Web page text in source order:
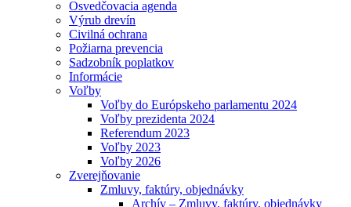
Osvedčovacia agenda
Výrub drevín
Civilná ochrana
Požiarna prevencia
Sadzobník poplatkov
Informácie
Voľby
Voľby do Európskeho parlamentu 2024
Voľby prezidenta 2024
Referendum 2023
Voľby 2023
Voľby 2026
Zverejňovanie
Zmluvy, faktúry, objednávky
Archív – Zmluvy, faktúry, objednávky